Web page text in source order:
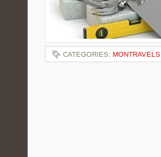
CATEGORIES: MONTRAVELS